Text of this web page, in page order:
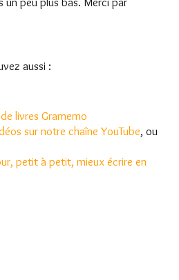
aussi :
livres Gramemo
sur notre chaîne YouTube, ou
petit à petit, mieux écrire en